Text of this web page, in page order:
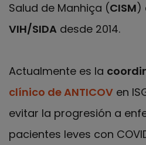
Salud de Manhiça (CISM)
VIH/SIDA desde 2014.
Actualmente es la
clínico de ANTICOV en
evitar la progresión a
pacientes leves con